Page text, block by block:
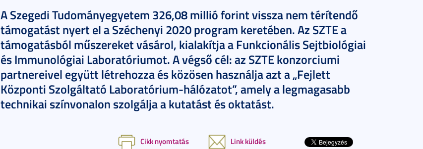
A Szegedi Tudományegyetem 326,08 millió forint vissza nem térítendő
támogatást nyert el a Széchenyi 2020 program keretében. Az SZTE a
támogatásból műszereket vásárol, kialakítja a Funkcionális Sejtbiológiai
és Immunológiai Laboratóriumot. A végső cél: az SZTE konzorciumi
partnereivel együtt létrehozza és közösen használja azt a „Fejlett
Központi Szolgáltató Laboratórium-hálózatot”, amely a legmagasabb
technikai színvonalon szolgálja a kutatást és oktatást.
Cikk nyomtatás Link küldés